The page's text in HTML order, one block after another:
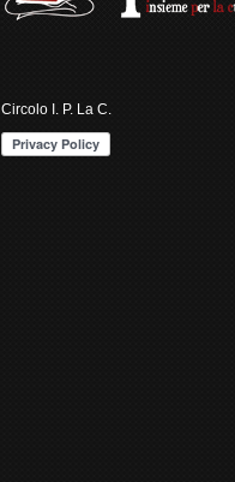
Circolo I. P. La C.